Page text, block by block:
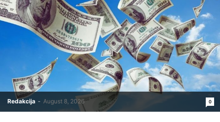
Redakcija - August 8, 2026 0